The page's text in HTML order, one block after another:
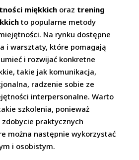
miękkich oraz trening
to popularne metody
Na rynku dostępne
i warsztaty, które pomagają
i rozwijać konkretne
takie jak komunikacja,
radzenie sobie ze
interpersonalne. Warto
szkolenia, ponieważ
praktycznych
można następnie wykorzystać
i osobistym.